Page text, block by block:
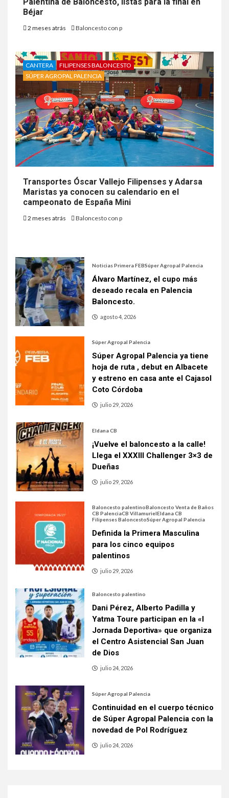
Béjar
2 meses atrás Baloncesto con p
CANTERA
FILIPENSES BALONCESTO
SÚPER AGROPAL PALENCIA
Transportes Óscar Vallejo Filipenses y Adarsa
Maristas ya conocen su calendario en el
campeonato de España Mini
2 meses atrás Baloncesto con p
Noticias Primera FEBSúper Agropal Palencia
Álvaro Martínez, el cupo más
deseado recala en Palencia
Baloncesto.
agosto 4, 2026
Súper Agropal Palencia
Súper Agropal Palencia ya tiene
hoja de ruta , debut en Albacete
y estreno en casa ante el Cajasol
Coto Córdoba
julio 29, 2026
Eldana CB
¡Vuelve el baloncesto a la calle!
Llega el XXXIII Challenger 3×3 de
Dueñas
julio 29, 2026
Baloncesto palentinoBaloncesto Venta de Baños
CB PalenciaCB VillamurielEldana CB
Filipenses BaloncestoSúper Agropal Palencia
Definida la Primera Masculina
para los cinco equipos
palentinos
julio 29, 2026
Baloncesto palentino
Dani Pérez, Alberto Padilla y
Yatma Toure participan en la «I
Jornada Deportiva» que organiza
el Centro Asistencial San Juan
de Dios
julio 24, 2026
Súper Agropal Palencia
Continuidad en el cuerpo técnico
de Súper Agropal Palencia con la
novedad de Pol Rodríguez
julio 24, 2026